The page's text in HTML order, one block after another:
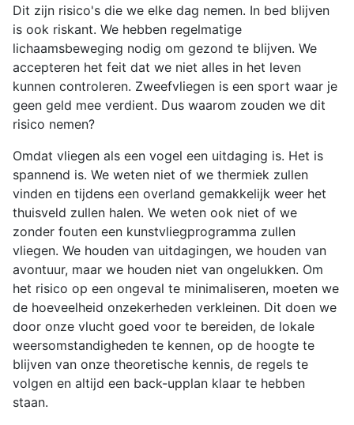
Dit zijn risico's die we elke dag nemen. In bed blijven
is ook riskant. We hebben regelmatige
lichaamsbeweging nodig om gezond te blijven. We
accepteren het feit dat we niet alles in het leven
kunnen controleren. Zweefvliegen is een sport waar je
geen geld mee verdient. Dus waarom zouden we dit
risico nemen?
Omdat vliegen als een vogel een uitdaging is. Het is
spannend is. We weten niet of we thermiek zullen
vinden en tijdens een overland gemakkelijk weer het
thuisveld zullen halen. We weten ook niet of we
zonder fouten een kunstvliegprogramma zullen
vliegen. We houden van uitdagingen, we houden van
avontuur, maar we houden niet van ongelukken. Om
het risico op een ongeval te minimaliseren, moeten we
de hoeveelheid onzekerheden verkleinen. Dit doen we
door onze vlucht goed voor te bereiden, de lokale
weersomstandigheden te kennen, op de hoogte te
blijven van onze theoretische kennis, de regels te
volgen en altijd een back-upplan klaar te hebben
staan.